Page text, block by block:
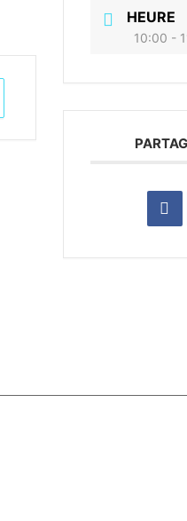
HEURE
10:00 -